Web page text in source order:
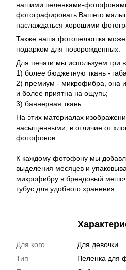
нашими пеленками-
фотографировать Вашего
наслаждаться хорошими
Также наша фотопелюшка
подарком для новорожденных.
Для печати мы используем три
1) более бюджетную ткань -
2) премиум - микрофибра, она
и более приятна на ощупь;
3) баннерная ткань.
На этих материалах
насыщенными, в отличие от
фотофонов.
К каждому фотофону мы
выделения месяцев и
микрофибру в брендовый
тубус для удобного хранения.
Для кого
Для девочки
Тип
Пеленка для